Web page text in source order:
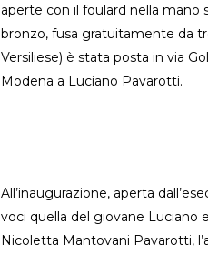
aperte con il foulard nella mano
bronzo, fusa gratuitamente da
Versiliese) è stata posta in via
Modena a Luciano Pavarotti.
All’inaugurazione, aperta
voci quella del giovane Luciano
Nicoletta Mantovani Pavarotti,